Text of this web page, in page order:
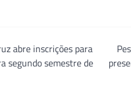
abre inscrições para
segundo semestre de